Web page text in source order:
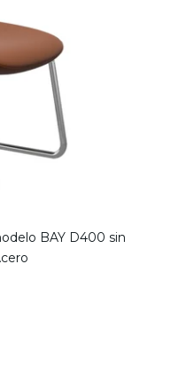
BAY D400 sin
oferta